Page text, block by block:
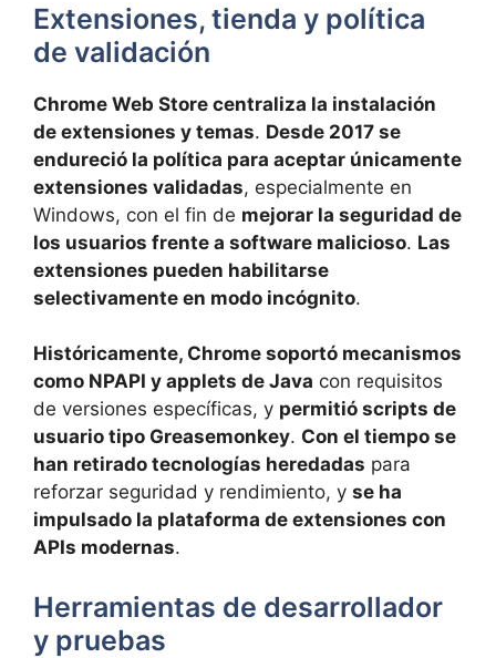
Extensiones, tienda y política
de validación
Chrome Web Store centraliza la instalación
de extensiones y temas. Desde 2017 se
endureció la política para aceptar únicamente
extensiones validadas, especialmente en
Windows, con el fin de mejorar la seguridad de
los usuarios frente a software malicioso. Las
extensiones pueden habilitarse
selectivamente en modo incógnito.
Históricamente, Chrome soportó mecanismos
como NPAPI y applets de Java con requisitos
de versiones específicas, y permitió scripts de
usuario tipo Greasemonkey. Con el tiempo se
han retirado tecnologías heredadas para
reforzar seguridad y rendimiento, y se ha
impulsado la plataforma de extensiones con
APIs modernas.
Herramientas de desarrollador
y pruebas